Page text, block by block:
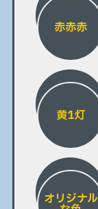
赤赤赤
黄1灯
オリジナル